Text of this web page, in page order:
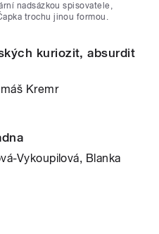
nadsázkou spisovatele,
trochu jinou formou.
kuriozit, absurdit
Kremr
Vykoupilová, Blanka